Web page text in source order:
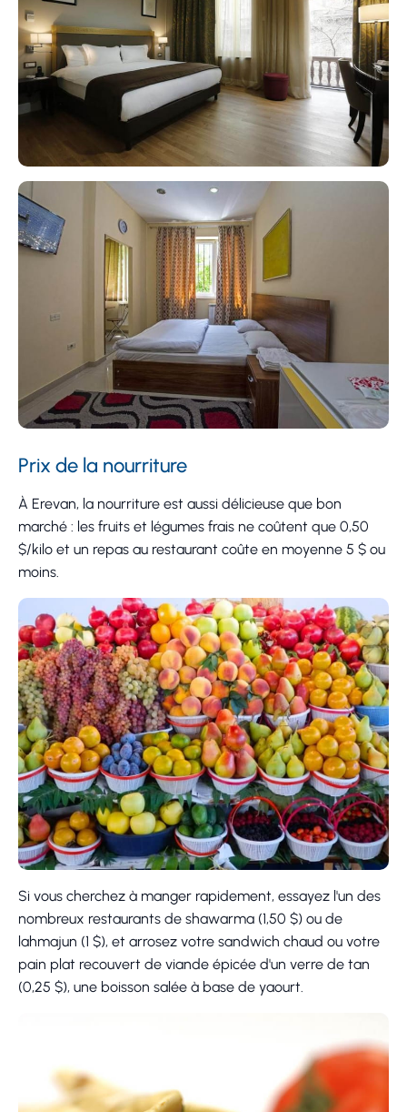
Prix de la nourriture
À Erevan, la nourriture est aussi délicieuse que bon
marché : les fruits et légumes frais ne coûtent que 0,50
$/kilo et un repas au restaurant coûte en moyenne 5 $ ou
moins.
Si vous cherchez à manger rapidement, essayez l'un des
nombreux restaurants de shawarma (1,50 $) ou de
lahmajun (1 $), et arrosez votre sandwich chaud ou votre
pain plat recouvert de viande épicée d'un verre de tan
(0,25 $), une boisson salée à base de yaourt.